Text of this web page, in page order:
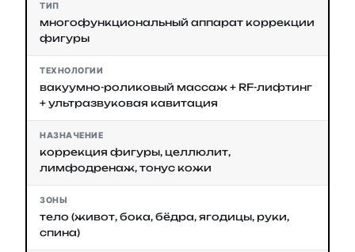
ТИП
многофункциональный аппарат коррекции
фигуры
ТЕХНОЛОГИИ
вакуумно-роликовый массаж + RF-лифтинг
+ ультразвуковая кавитация
НАЗНАЧЕНИЕ
коррекция фигуры, целлюлит,
лимфодренаж, тонус кожи
ЗОНЫ
тело (живот, бока, бёдра, ягодицы, руки,
спина)